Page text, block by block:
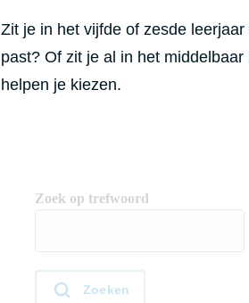
Zit je in het vijfde of zesde
past? Of zit je al in het
helpen je kiezen.